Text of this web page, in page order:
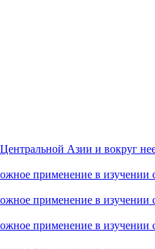
Азии и вокруг
применение в изучении
применение в изучении
применение в изучении